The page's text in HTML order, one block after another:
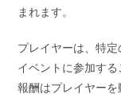
まれます。
プレイヤーは、特定
イベントに参加する
報酬はプレイヤー